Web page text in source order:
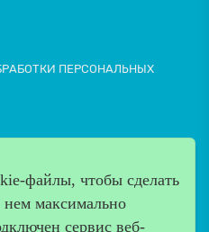
ПЕРСОНАЛЬНЫХ
файлы, чтобы сделать
максимально
сервис веб-